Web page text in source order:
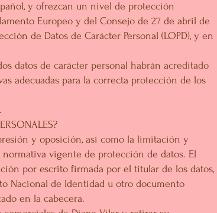
y ofrezcan un nivel de protección
Europeo y del Consejo de 27 de abril de
de Datos de Carácter Personal (LOPD), y en
datos de carácter personal habrán acreditado
adecuadas para la correcta protección de los
y oposición, así como la limitación y
vigente de protección de datos. El
por escrito firmada por el titular de los datos,
Nacional de Identidad u otro documento
en la cabecera.